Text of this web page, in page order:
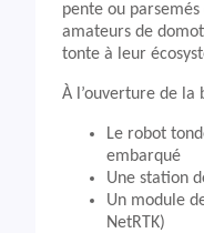
pente ou parsemés
amateurs de
tonte à leur
À l’ouverture de la
Le robot
embarqué
Une station
Un module
NetRTK)